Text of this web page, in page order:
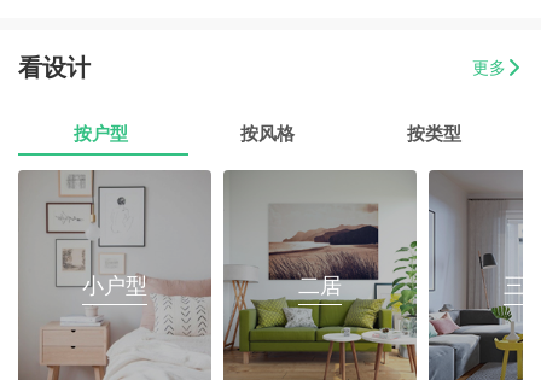
曾女士 新澳城市花园3室1厅1卫 8万以上
07-17 方先生 金源华庭3室2厅1卫 8万以上
孙先生 海岸万和城4室2厅177平装修 8万以上
戴女士 梅陇镇三房两厅翻新装修 8万以上
07-17 范有财 760平办公室装修 8万以上
看设计 更多
按户型 按风格 按类型
小户型 二居 三